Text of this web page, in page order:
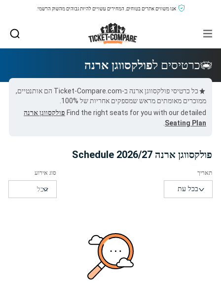
אנו משווים אתרים בטוחים, המחירים עשויים להיות גבוהים מהשוק הרשמי.
כרטיסים לפולקסווגן ארנה
כל כרטיסי פולקסווגן ארנה ב-Ticket-Compare.com הם אותנטיים,
ממוכרים מאומתים מראש שמספקים אחריות של 100%.
Find the right seats for you with our detailed פולקסווגן ארנה
Seating Plan
פולקסווגן ארנה 2026/27 Schedule